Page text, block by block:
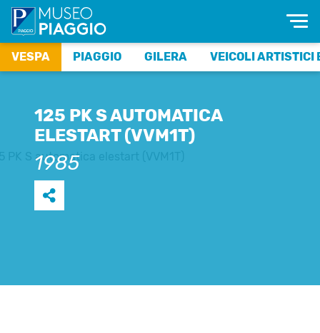
VESPA PIAGGIO GILERA VEICOLI ARTISTICI
125 PK S AUTOMATICA
ELESTART (VVM1T)
1985